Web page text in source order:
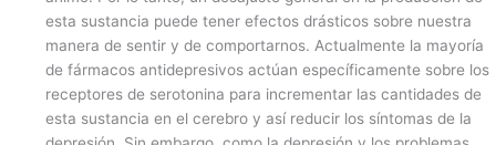
esta sustancia puede tener efectos drásticos sobre nuestra
manera de sentir y de comportarnos. Actualmente la mayoría
de fármacos antidepresivos actúan específicamente sobre los
receptores de serotonina para incrementar las cantidades de
esta sustancia en el cerebro y así reducir los síntomas de la